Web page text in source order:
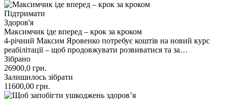
Підтримати
Здоров'я
Максимчик іде вперед – крок за кроком
4-річний Максим Яровенко потребує коштів на новий курс
реабілітації – щоб продовжувати розвиватися та за…
Зібрано
26900,0 грн.
Залишилось зібрати
11600,00 грн.